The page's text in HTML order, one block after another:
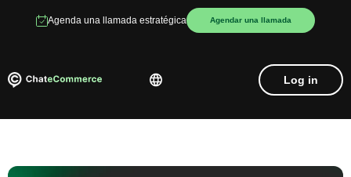
Agenda una llamada estratégica Agendar una llamada
Log in